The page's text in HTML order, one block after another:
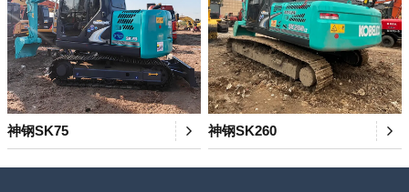
神钢SK75 神钢SK260